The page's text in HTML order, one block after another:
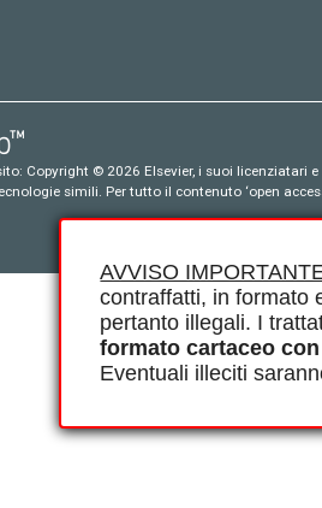
AVVISO
contraffatti, in formato
pertanto illegali. I
formato cartaceo
Eventuali illeciti
Copyright © 2026 Elsevier, i suoi
simili. Per tutto il contenuto ‘open